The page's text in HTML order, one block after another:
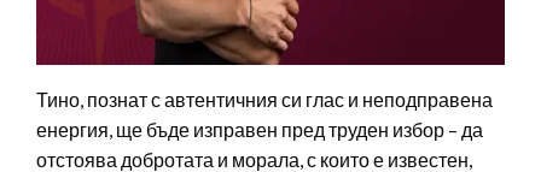
Тино, познат с автентичния си глас и неподправена
енергия, ще бъде изправен пред труден избор – да
отстоява добротата и морала, с които е известен,